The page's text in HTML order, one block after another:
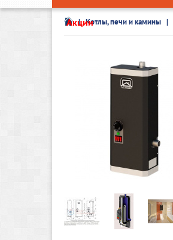
АкцииКотлы, печи и камины